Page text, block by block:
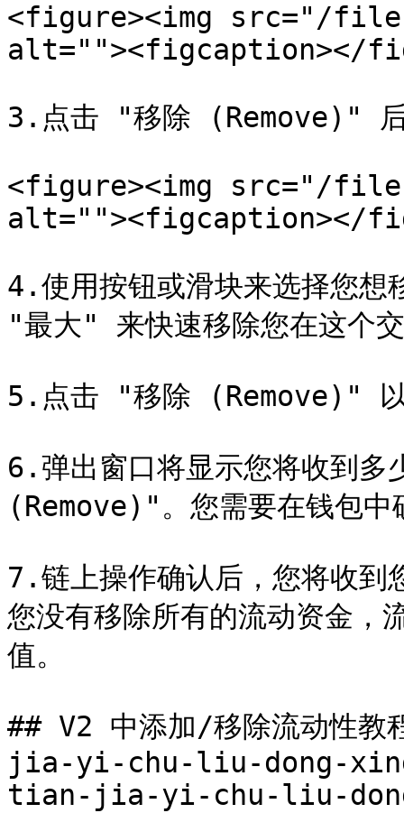
<figure><img src="/files/
alt=""><figcaption></
3.点击 "移除 (Remove)" 后
<figure><img src="/files/
alt=""><figcaption></
4.使用按钮或滑块来选择您想
"最大" 来快速移除您在这个
5.点击 "移除 (Remove)"
6.弹出窗口将显示您将收到
(Remove)"。您需要在钱包中
7.链上操作确认后，您将收到
您没有移除所有的流动资金，
值。
## V2 中添加/移除流动
jia-yi-chu-liu-dong-
tian-jia-yi-chu-liu-